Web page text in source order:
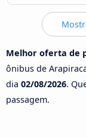
Melhor oferta de
ônibus de
dia 02/08/2026.
passagem.